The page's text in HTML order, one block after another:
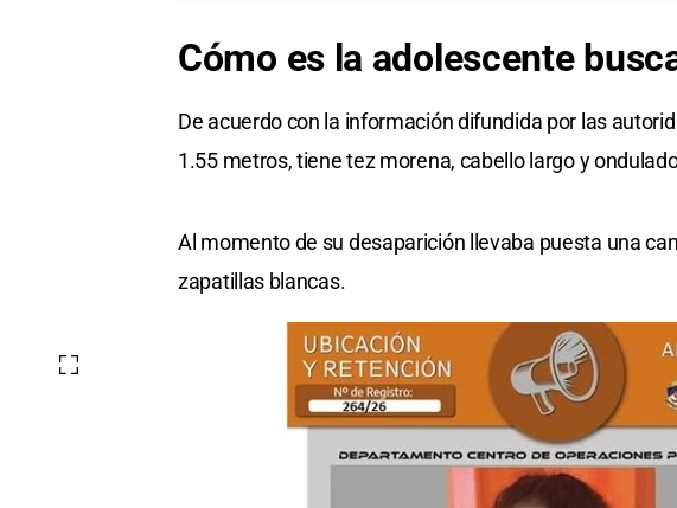
Cómo es la adolescente
De acuerdo con la información difundida por las
1.55 metros, tiene tez morena, cabello largo y
Al momento de su desaparición llevaba puesta una
zapatillas blancas.